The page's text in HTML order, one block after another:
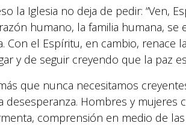
la Iglesia no deja de pedir: “Ven,
humano, la familia humana, se
Con el Espíritu, en cambio, renace
y de seguir creyendo que la paz
que nunca necesitamos
desesperanza. Hombres y mujeres
comprensión en medio de
y
Medios. Todos los derechos